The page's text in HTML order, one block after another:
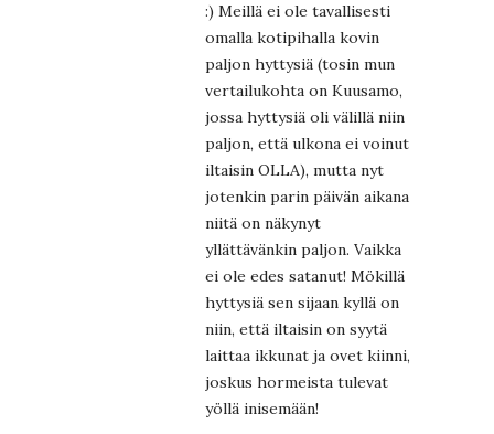
:) Meillä ei ole tavallisesti
omalla kotipihalla kovin
paljon hyttysiä (tosin mun
vertailukohta on Kuusamo,
jossa hyttysiä oli välillä niin
paljon, että ulkona ei voinut
iltaisin OLLA), mutta nyt
jotenkin parin päivän aikana
niitä on näkynyt
yllättävänkin paljon. Vaikka
ei ole edes satanut! Mökillä
hyttysiä sen sijaan kyllä on
niin, että iltaisin on syytä
laittaa ikkunat ja ovet kiinni,
joskus hormeista tulevat
yöllä inisemään!